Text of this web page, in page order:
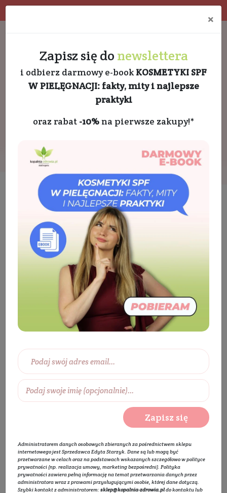
Krem do rąk Dotyk Natury BIOETIQ za 1 zł
Szukana przez Ciebie
promocja nie jest już
aktualna
×
Zapisz się do newslettera
i odbierz darmowy e-book KOSMETYKI SPF
W PIELĘGNACJI: fakty, mity i najlepsze
praktyki
oraz rabat -10%na pierwsze zakupy!*
Zapisz się
Administratorem danych osobowych zbieranych za pośrednictwem sklepu
internetowego jest Sprzedawca Edyta Starzyk. Dane są lub mogą być
przetwarzane w celach oraz na podstawach wskazanych szczegółowo wpolityce
prywatności (np. realizacja umowy, marketing bezpośredni). Polityka
prywatnościzawiera pełną informację na temat przetwarzania danych przez
administratora wraz z prawami przysługującymi osobie, której dane dotyczą.
Szybki kontakt z administratorem:sklep@kopalnia-zdrowia.pldo kontaktu lub